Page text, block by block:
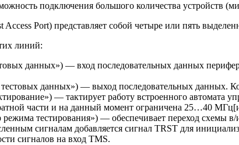
подключения большого количества устройств
Access Port) представляет собой четыре или пять
линий:
данных») — вход последовательных данных
данных») — выход последовательных данных.
— тактирует работу встроенного
части и на данный момент ограничена 25…40
тестирования») — обеспечивает переход схемы
сигналам добавляется сигнал TRST для
сигналов на вход TMS.